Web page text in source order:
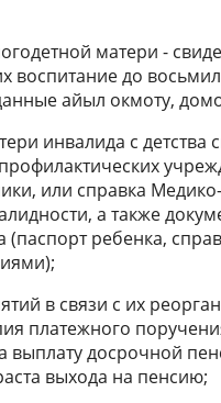
матери -
до
айыл окмоту,
инвалида с детства
или справка
а также
ребенка,
в связи с их
платежного
досрочной
выхода на пенсию;